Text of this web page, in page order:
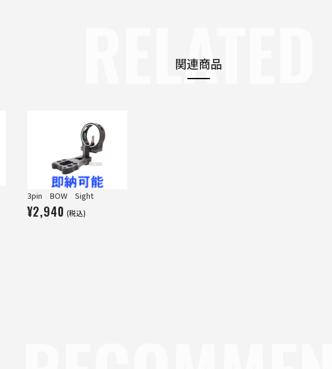
関連商品
RELATED
3pin BOW Sight
¥2,940 (税込)